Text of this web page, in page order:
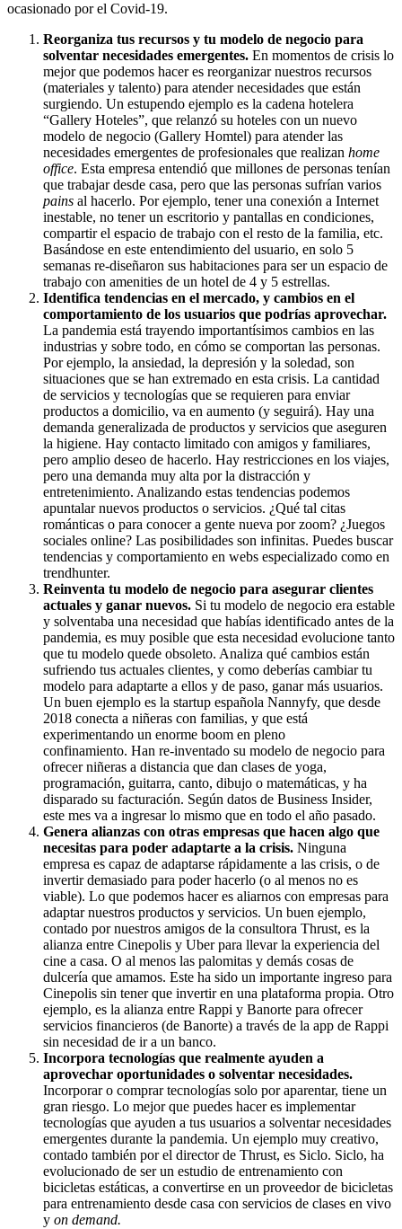
ocasionado por el Covid-19.
Reorganiza tus recursos y tu modelo de negocio para
solventar necesidades emergentes. En momentos de crisis lo
mejor que podemos hacer es reorganizar nuestros recursos
(materiales y talento) para atender necesidades que están
surgiendo. Un estupendo ejemplo es la cadena hotelera
“Gallery Hoteles”, que relanzó su hoteles con un nuevo
modelo de negocio (Gallery Homtel) para atender las
necesidades emergentes de profesionales que realizan home
office. Esta empresa entendió que millones de personas tenían
que trabajar desde casa, pero que las personas sufrían varios
pains al hacerlo. Por ejemplo, tener una conexión a Internet
inestable, no tener un escritorio y pantallas en condiciones,
compartir el espacio de trabajo con el resto de la familia, etc.
Basándose en este entendimiento del usuario, en solo 5
semanas re-diseñaron sus habitaciones para ser un espacio de
trabajo con amenities de un hotel de 4 y 5 estrellas.
Identifica tendencias en el mercado, y cambios en el
comportamiento de los usuarios que podrías aprovechar.
La pandemia está trayendo importantísimos cambios en las
industrias y sobre todo, en cómo se comportan las personas.
Por ejemplo, la ansiedad, la depresión y la soledad, son
situaciones que se han extremado en esta crisis. La cantidad
de servicios y tecnologías que se requieren para enviar
productos a domicilio, va en aumento (y seguirá). Hay una
demanda generalizada de productos y servicios que aseguren
la higiene. Hay contacto limitado con amigos y familiares,
pero amplio deseo de hacerlo. Hay restricciones en los viajes,
pero una demanda muy alta por la distracción y
entretenimiento. Analizando estas tendencias podemos
apuntalar nuevos productos o servicios. ¿Qué tal citas
románticas o para conocer a gente nueva por zoom? ¿Juegos
sociales online? Las posibilidades son infinitas. Puedes buscar
tendencias y comportamiento en webs especializado como en
trendhunter.
Reinventa tu modelo de negocio para asegurar clientes
actuales y ganar nuevos. Si tu modelo de negocio era estable
y solventaba una necesidad que habías identificado antes de la
pandemia, es muy posible que esta necesidad evolucione tanto
que tu modelo quede obsoleto. Analiza qué cambios están
sufriendo tus actuales clientes, y como deberías cambiar tu
modelo para adaptarte a ellos y de paso, ganar más usuarios.
Un buen ejemplo es la startup española Nannyfy, que desde
2018 conecta a niñeras con familias, y que está
experimentando un enorme boom en pleno
confinamiento. Han re-inventado su modelo de negocio para
ofrecer niñeras a distancia que dan clases de yoga,
programación, guitarra, canto, dibujo o matemáticas, y ha
disparado su facturación. Según datos de Business Insider,
este mes va a ingresar lo mismo que en todo el año pasado.
Genera alianzas con otras empresas que hacen algo que
necesitas para poder adaptarte a la crisis. Ninguna
empresa es capaz de adaptarse rápidamente a las crisis, o de
invertir demasiado para poder hacerlo (o al menos no es
viable). Lo que podemos hacer es aliarnos con empresas para
adaptar nuestros productos y servicios. Un buen ejemplo,
contado por nuestros amigos de la consultora Thrust, es la
alianza entre Cinepolis y Uber para llevar la experiencia del
cine a casa. O al menos las palomitas y demás cosas de
dulcería que amamos. Este ha sido un importante ingreso para
Cinepolis sin tener que invertir en una plataforma propia. Otro
ejemplo, es la alianza entre Rappi y Banorte para ofrecer
servicios financieros (de Banorte) a través de la app de Rappi
sin necesidad de ir a un banco.
Incorpora tecnologías que realmente ayuden a
aprovechar oportunidades o solventar necesidades.
Incorporar o comprar tecnologías solo por aparentar, tiene un
gran riesgo. Lo mejor que puedes hacer es implementar
tecnologías que ayuden a tus usuarios a solventar necesidades
emergentes durante la pandemia. Un ejemplo muy creativo,
contado también por el director de Thrust, es Siclo. Siclo, ha
evolucionado de ser un estudio de entrenamiento con
bicicletas estáticas, a convertirse en un proveedor de bicicletas
para entrenamiento desde casa con servicios de clases en vivo
y on demand.